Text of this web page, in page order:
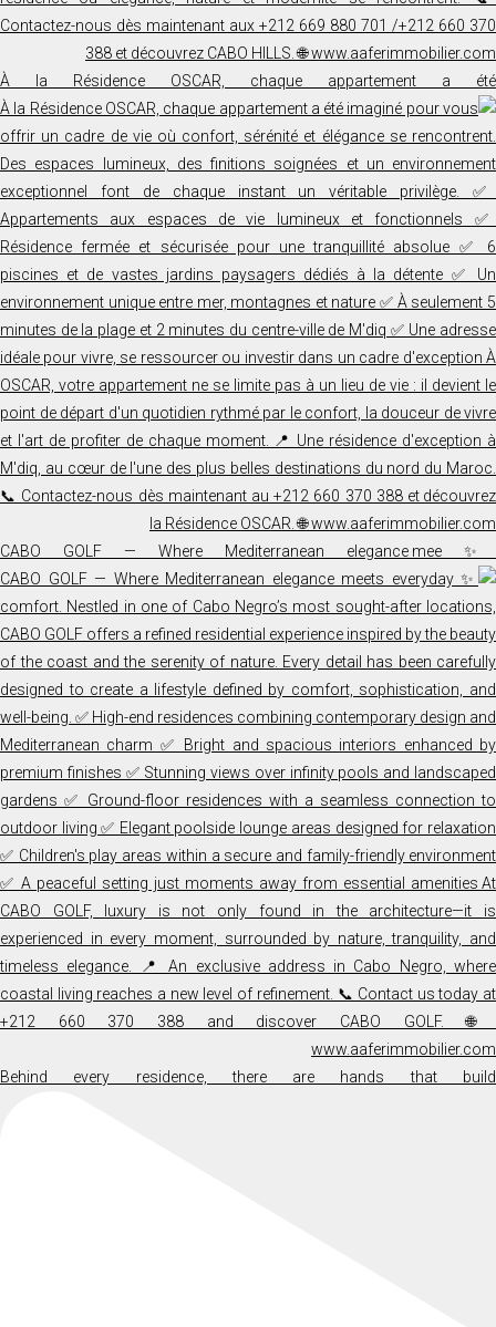
À la Résidence OSCAR, chaque appartement a été
✨ CABO GOLF — Where Mediterranean elegance mee
Behind every residence, there are hands that build